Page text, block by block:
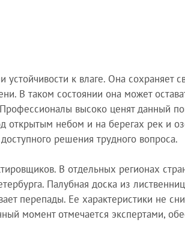
к влаге. Она сохраняет
В таком состоянии она может
высоко ценят данный
открытым небом и на берегах рек и
решения трудного вопроса.
В отдельных регионах
Палубная доска из
перепады. Ее характеристики не
момент отмечается экспертами,